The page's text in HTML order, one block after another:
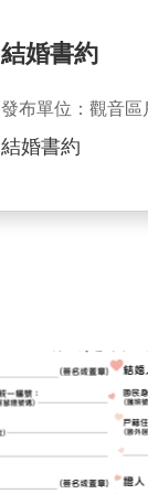
結婚書約
發布單位：觀音區
結婚書約